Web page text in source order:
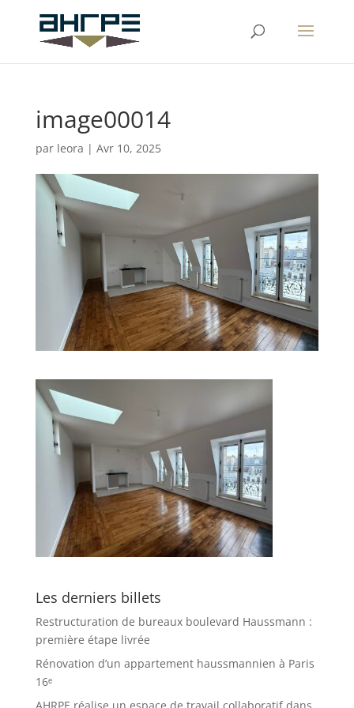
image00014
par leora | Avr 10, 2025
Les derniers billets
Restructuration de bureaux boulevard Haussmann :
première étape livrée
Rénovation d’un appartement haussmannien à Paris
16ᵉ